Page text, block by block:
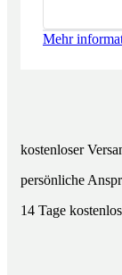
Mehr
kostenloser
persönliche
14 Tage